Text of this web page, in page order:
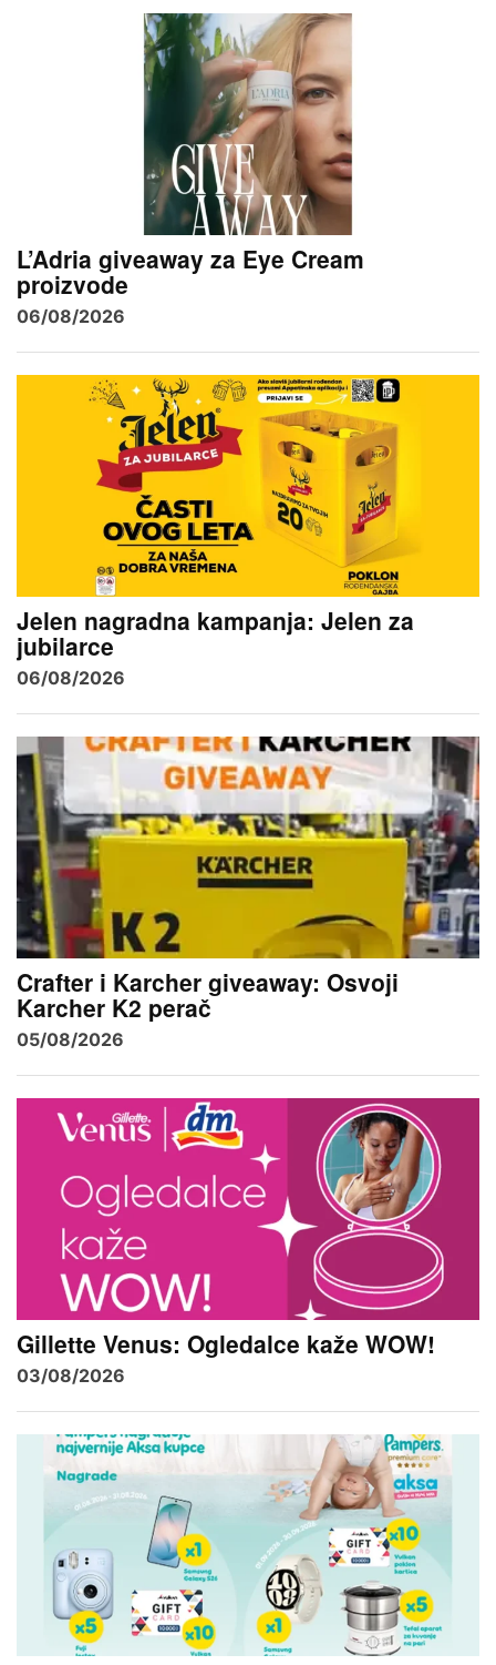
L’Adria giveaway za Eye Cream
proizvode
06/08/2026
Jelen nagradna kampanja: Jelen za
jubilarce
06/08/2026
Crafter i Karcher giveaway: Osvoji
Karcher K2 perač
05/08/2026
Gillette Venus: Ogledalce kaže WOW!
03/08/2026